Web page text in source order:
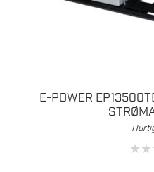
E-POWER
★★